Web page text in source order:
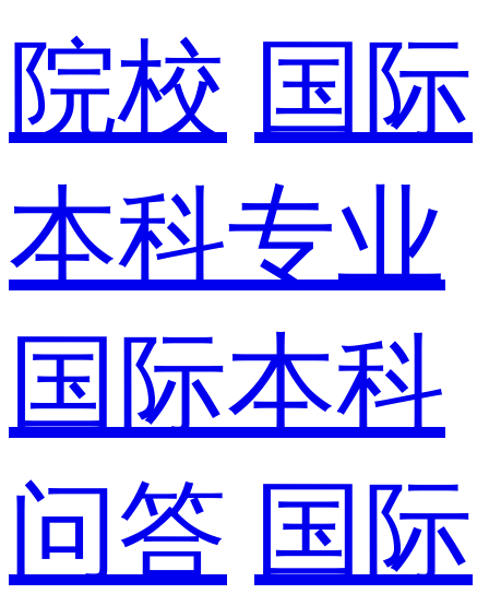
院校 国际
本科专业
国际本科
问答 国际